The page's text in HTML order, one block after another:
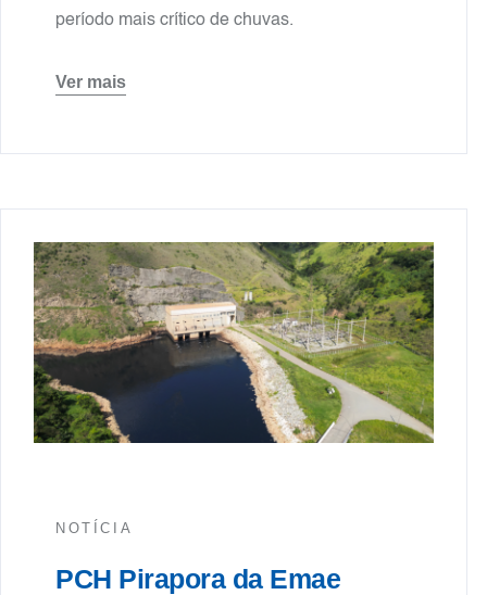
período mais crítico de chuvas.
Ver mais
NOTÍCIA
PCH Pirapora da Emae